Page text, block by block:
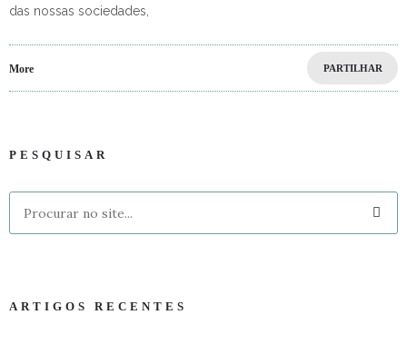
das nossas sociedades,
More PARTILHAR
PESQUISAR
ARTIGOS RECENTES